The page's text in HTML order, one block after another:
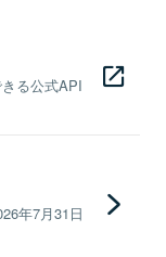
る公式API
年7月31日